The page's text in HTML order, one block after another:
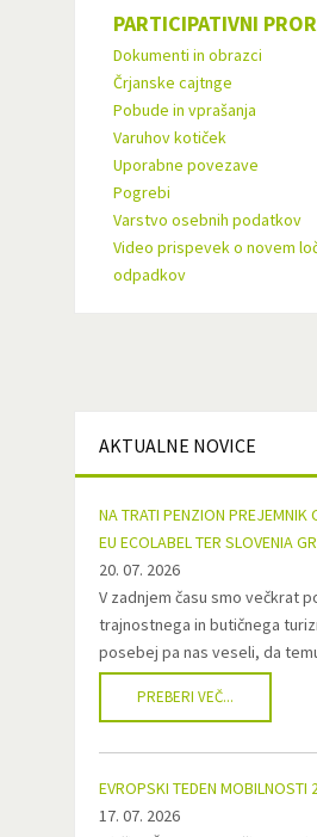
PARTICIPATIVNI
Dokumenti in obrazci
Črjanske cajtnge
Pobude in vprašanja
Varuhov kotiček
Uporabne povezave
Pogrebi
Varstvo osebnih podatkov
Video prispevek o novem
odpadkov
AKTUALNE NOVICE
NA TRATI PENZION PREJEMNIK
EU ECOLABEL TER SLOVENIA
20. 07. 2026
V zadnjem času smo večkrat
trajnostnega in butičnega
posebej pa nas veseli, da
PREBERI VEČ...
EVROPSKI TEDEN MOBILNOSTI
17. 07. 2026